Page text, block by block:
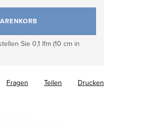
Sie 0,1 lfm (10 cm in
Drucken
Fragen Teilen